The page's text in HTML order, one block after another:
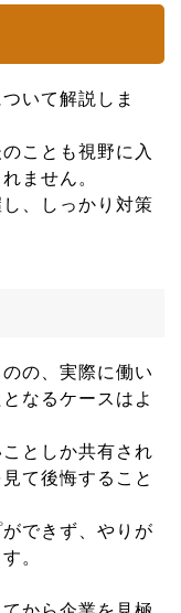
いて解説しま
ことも視野に入
ません。
、しっかり対策
の、実際に働い
なるケースはよ
としか共有され
て後悔すること
できず、やりが
。